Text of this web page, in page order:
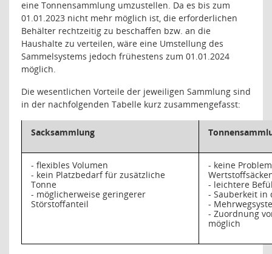
eine Tonnensammlung umzustellen. Da es bis zum
01.01.2023 nicht mehr möglich ist, die erforderlichen
Behälter rechtzeitig zu beschaffen bzw. an die
Haushalte zu verteilen, wäre eine Umstellung des
Sammelsystems jedoch frühestens zum 01.01.2024
möglich.
Die wesentlichen Vorteile der jeweiligen Sammlung sind
in der nachfolgenden Tabelle kurz zusammengefasst:
Sacksammlung
- flexibles Volumen
- kein Platzbedarf für zusätzliche
Tonne
- möglicherweise geringerer
Störstoffanteil
- keine
- leichtere
- Sauberkeit in
-
- Zuordnung
möglich